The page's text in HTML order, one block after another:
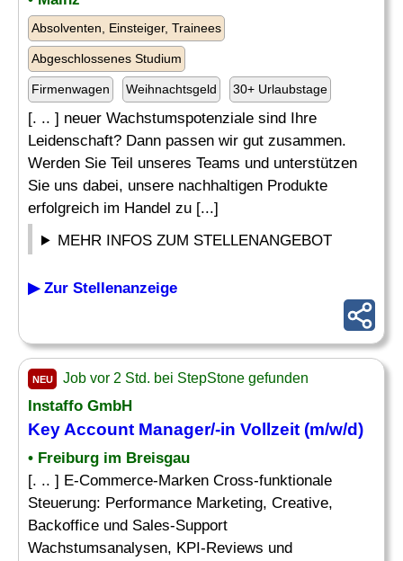
Absolventen, Einsteiger, Trainees
Abgeschlossenes Studium
Firmenwagen Weihnachtsgeld 30+ Urlaubstage
[. .. ] neuer Wachstumspotenziale sind Ihre
Leidenschaft? Dann passen wir gut zusammen.
Werden Sie Teil unseres Teams und unterstützen
Sie uns dabei, unsere nachhaltigen Produkte
erfolgreich im Handel zu [...]
MEHR INFOS ZUM STELLENANGEBOT
▶ Zur Stellenanzeige
NEU Job vor 2 Std. bei StepStone gefunden
Instaffo GmbH
Key Account Manager/-in Vollzeit (m/w/d)
• Freiburg im Breisgau
[. .. ] E-Commerce-Marken Cross-funktionale
Steuerung: Performance Marketing, Creative,
Backoffice und Sales-Support
Wachstumsanalysen, KPI-Reviews und